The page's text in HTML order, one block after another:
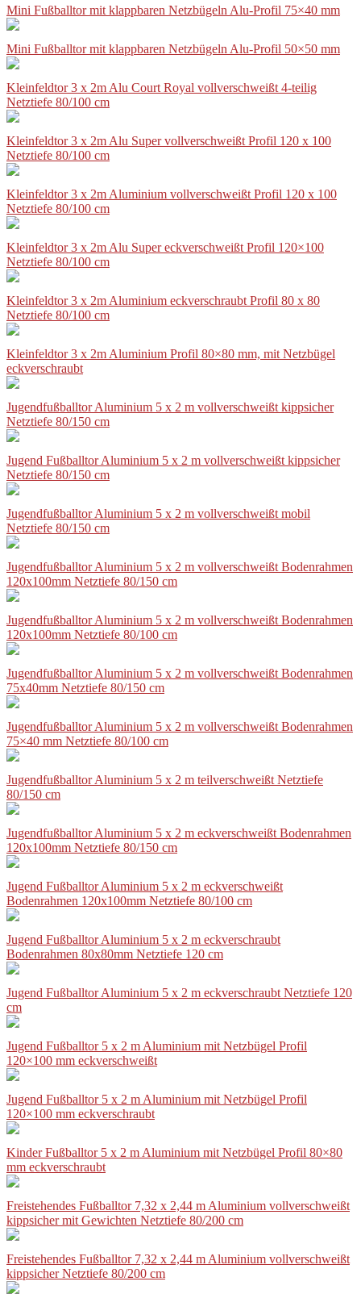
Mini Fußballtor mit klappbaren Netzbügeln Alu-Profil 75×40 mm
Mini Fußballtor mit klappbaren Netzbügeln Alu-Profil 50×50 mm
Kleinfeldtor 3 x 2m Alu Court Royal vollverschweißt 4-teilig
Netztiefe 80/100 cm
Kleinfeldtor 3 x 2m Alu Super vollverschweißt Profil 120 x 100
Netztiefe 80/100 cm
Kleinfeldtor 3 x 2m Aluminium vollverschweißt Profil 120 x 100
Netztiefe 80/100 cm
Kleinfeldtor 3 x 2m Alu Super eckverschweißt Profil 120×100
Netztiefe 80/100 cm
Kleinfeldtor 3 x 2m Aluminium eckverschraubt Profil 80 x 80
Netztiefe 80/100 cm
Kleinfeldtor 3 x 2m Aluminium Profil 80×80 mm, mit Netzbügel
eckverschraubt
Jugendfußballtor Aluminium 5 x 2 m vollverschweißt kippsicher
Netztiefe 80/150 cm
Jugend Fußballtor Aluminium 5 x 2 m vollverschweißt kippsicher
Netztiefe 80/150 cm
Jugendfußballtor Aluminium 5 x 2 m vollverschweißt mobil
Netztiefe 80/150 cm
Jugendfußballtor Aluminium 5 x 2 m vollverschweißt Bodenrahmen
120x100mm Netztiefe 80/150 cm
Jugendfußballtor Aluminium 5 x 2 m vollverschweißt Bodenrahmen
120x100mm Netztiefe 80/100 cm
Jugendfußballtor Aluminium 5 x 2 m vollverschweißt Bodenrahmen
75x40mm Netztiefe 80/150 cm
Jugendfußballtor Aluminium 5 x 2 m vollverschweißt Bodenrahmen
75×40 mm Netztiefe 80/100 cm
Jugendfußballtor Aluminium 5 x 2 m teilverschweißt Netztiefe
80/150 cm
Jugendfußballtor Aluminium 5 x 2 m eckverschweißt Bodenrahmen
120x100mm Netztiefe 80/150 cm
Jugend Fußballtor Aluminium 5 x 2 m eckverschweißt
Bodenrahmen 120x100mm Netztiefe 80/100 cm
Jugend Fußballtor Aluminium 5 x 2 m eckverschraubt
Bodenrahmen 80x80mm Netztiefe 120 cm
Jugend Fußballtor Aluminium 5 x 2 m eckverschraubt Netztiefe 120
cm
Jugend Fußballtor 5 x 2 m Aluminium mit Netzbügel Profil
120×100 mm eckverschweißt
Jugend Fußballtor 5 x 2 m Aluminium mit Netzbügel Profil
120×100 mm eckverschraubt
Kinder Fußballtor 5 x 2 m Aluminium mit Netzbügel Profil 80×80
mm eckverschraubt
Freistehendes Fußballtor 7,32 x 2,44 m Aluminium vollverschweißt
kippsicher mit Gewichten Netztiefe 80/200 cm
Freistehendes Fußballtor 7,32 x 2,44 m Aluminium vollverschweißt
kippsicher Netztiefe 80/200 cm